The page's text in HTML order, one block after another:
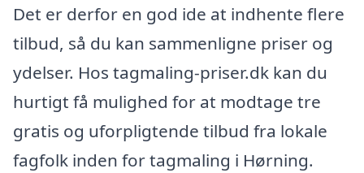
Det er derfor en god ide at indhente flere
tilbud, så du kan sammenligne priser og
ydelser. Hos tagmaling-priser.dk kan du
hurtigt få mulighed for at modtage tre
gratis og uforpligtende tilbud fra lokale
fagfolk inden for tagmaling i Hørning.